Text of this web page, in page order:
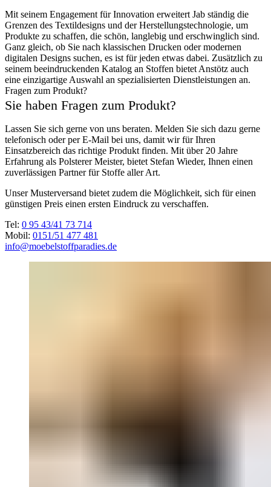
Mit seinem Engagement für Innovation erweitert Jab ständig die
Grenzen des Textildesigns und der Herstellungstechnologie, um
Produkte zu schaffen, die schön, langlebig und erschwinglich sind.
Ganz gleich, ob Sie nach klassischen Drucken oder modernen
digitalen Designs suchen, es ist für jeden etwas dabei. Zusätzlich zu
seinem beeindruckenden Katalog an Stoffen bietet Anstötz auch
eine einzigartige Auswahl an spezialisierten Dienstleistungen an.
Fragen zum Produkt?
Sie haben Fragen zum Produkt?
Lassen Sie sich gerne von uns beraten. Melden Sie sich dazu gerne
telefonisch oder per E-Mail bei uns, damit wir für Ihren
Einsatzbereich das richtige Produkt finden. Mit über 20 Jahre
Erfahrung als Polsterer Meister, bietet Stefan Wieder, Ihnen einen
zuverlässigen Partner für Stoffe aller Art.
Unser Musterversand bietet zudem die Möglichkeit, sich für einen
günstigen Preis einen ersten Eindruck zu verschaffen.
Tel: 0 95 43/41 73 714
Mobil: 0151/51 477 481
info@moebelstoffparadies.de